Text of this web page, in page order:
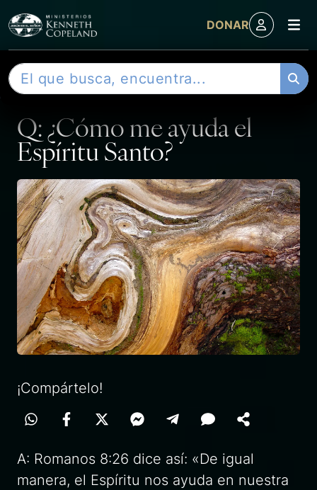
DONAR
B
u
ARTÍCULO DE REVISTA
Q: ¿Cómo me ayuda el
Espíritu Santo?
¡Compártelo!
A: Romanos 8:26 dice así: «De igual
manera, el Espíritu nos ayuda en nuestra